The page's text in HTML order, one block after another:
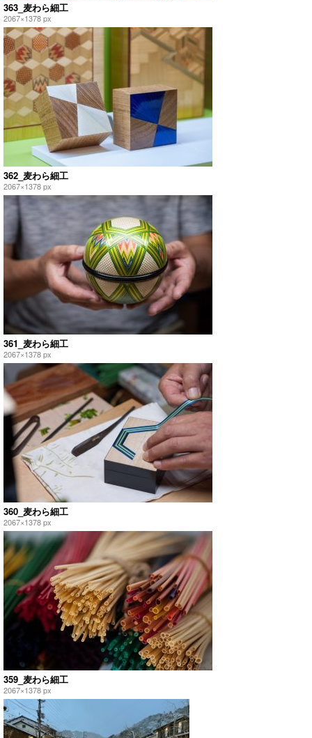
363_麦わら細工
2067×1378 px
362_麦わら細工
2067×1378 px
361_麦わら細工
2067×1378 px
360_麦わら細工
2067×1378 px
359_麦わら細工
2067×1378 px